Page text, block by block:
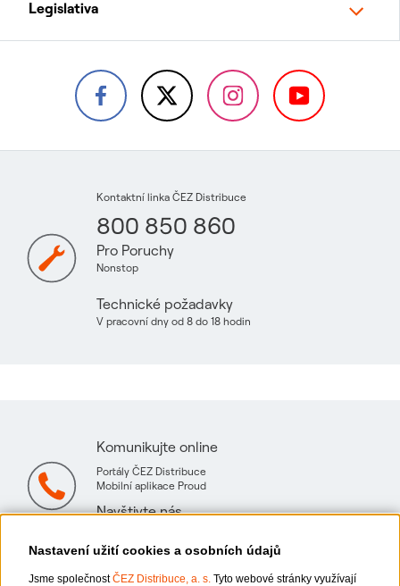
Nastavení užití cookies a osobních údajů
Jsme společnostČEZ Distribuce, a. s. Tyto webové stránky využívají
Legislativa
Kontaktní linka ČEZ Distribuce
800 850 860
Pro Poruchy
Nonstop
Technické požadavky
V pracovní dny od 8 do 18 hodin
Komunikujte online
Portály ČEZ Distribuce
Mobilní aplikace Proud
Navštivte nás